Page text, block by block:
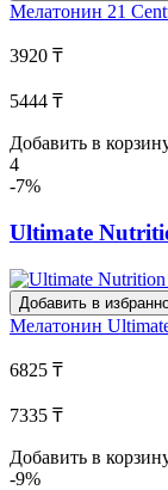
Мелатонин 21
3920 ₸
5444 ₸
Добавить в
4
-7%
Ultimate
Добавить в
Мелатонин
6825 ₸
7335 ₸
Добавить в
-9%